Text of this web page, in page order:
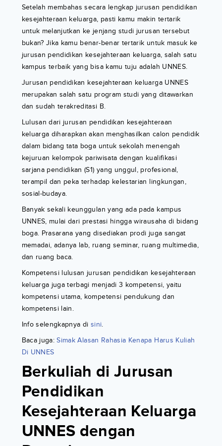
Setelah membahas secara lengkap jurusan pendidikan
kesejahteraan keluarga, pasti kamu makin tertarik
untuk melanjutkan ke jenjang studi jurusan tersebut
bukan? Jika kamu benar-benar tertarik untuk masuk ke
jurusan pendidikan kesejahteraan keluarga, salah satu
kampus terbaik yang bisa kamu tuju adalah UNNES.
Jurusan pendidikan kesejahteraan keluarga UNNES
merupakan salah satu program studi yang ditawarkan
dan sudah terakreditasi B.
Lulusan dari jurusan pendidikan kesejahteraan
keluarga diharapkan akan menghasilkan calon pendidik
dalam bidang tata boga untuk sekolah menengah
kejuruan kelompok pariwisata dengan kualifikasi
sarjana pendidikan (S1) yang unggul, profesional,
terampil dan peka terhadap kelestarian lingkungan,
sosial-budaya.
Banyak sekali keunggulan yang ada pada kampus
UNNES, mulai dari prestasi hingga wirausaha di bidang
boga. Prasarana yang disediakan prodi juga sangat
memadai, adanya lab, ruang seminar, ruang multimedia,
dan ruang baca.
Kompetensi lulusan jurusan pendidikan kesejahteraan
keluarga juga terbagi menjadi 3 kompetensi, yaitu
kompetensi utama, kompetensi pendukung dan
kompetensi lain.
Info selengkapnya di sini.
Baca juga:Simak Alasan Rahasia Kenapa Harus Kuliah
Di UNNES
Berkuliah di Jurusan
Pendidikan
Kesejahteraan Keluarga
UNNES dengan